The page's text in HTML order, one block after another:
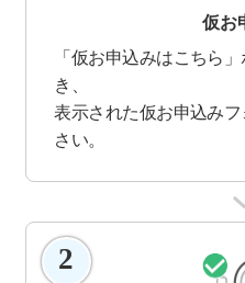
仮お
「仮お申込みはこちら
き、
表示された仮お申込み
さい。
2